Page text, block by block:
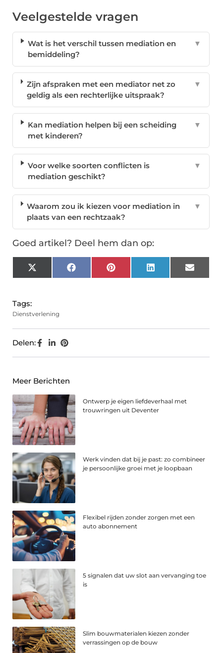
Veelgestelde vragen
Wat is het verschil tussen mediation en
bemiddeling?
▼
Zijn afspraken met een mediator net zo
geldig als een rechterlijke uitspraak?
▼
Kan mediation helpen bij een scheiding
met kinderen?
▼
Voor welke soorten conflicten is
mediation geschikt?
▼
Waarom zou ik kiezen voor mediation in
plaats van een rechtzaak?
▼
Goed artikel? Deel hem dan op:
X
(Twitter)
FacebookPinterest LinkedIn Email
Tags:
Dienstverlening
Delen:
Meer Berichten
Ontwerp je eigen liefdeverhaal met
trouwringen uit Deventer
Werk vinden dat bij je past: zo combineer
je persoonlijke groei met je loopbaan
Flexibel rijden zonder zorgen met een
auto abonnement
5 signalen dat uw slot aan vervanging toe
is
Slim bouwmaterialen kiezen zonder
verrassingen op de bouw